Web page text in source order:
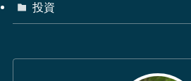
投資